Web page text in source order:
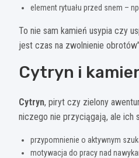
element rytuału przed snem –
To nie sam kamień usypia czy
jest czas na zwolnienie
Cytryn i
Cytryn, piryt czy zielony
niczego nie przyciągają, ale ich
przypomnienie o aktywnym
motywacja do pracy nad